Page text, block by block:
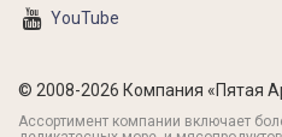
YouTube
© 2008-2026 Компания «Пятая
Ассортимент компании включает